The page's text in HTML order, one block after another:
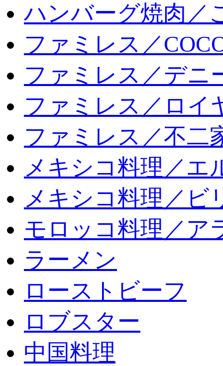
ハンバーグ焼肉／
ファミレス／
ファミレス／デニ
ファミレス／ロイ
ファミレス／不二
メキシコ料理／エ
メキシコ料理／ビ
モロッコ料理／ア
ラーメン
ローストビーフ
ロブスター
中国料理